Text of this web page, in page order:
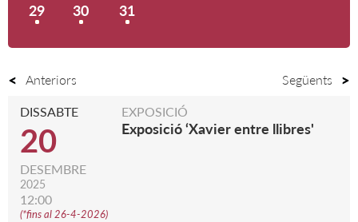
29 30 31
Anteriors Següents
DISSABTE
20
DESEMBRE
2025
12:00
(*fins al 26-4-2026)
EXPOSICIÓ
Exposició ‘Xavier entre llibres'